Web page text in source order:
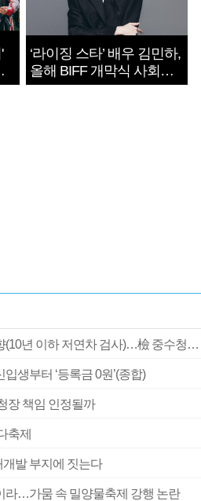
‘라이징 스타’ 배우 김민하,
올해 BIFF 개막식 사회자
확정
검사 신분 버리고 직급하향(10년 이하 저연차 검사)…檢 중수청행 기피
생부터 ‘등록금 0원’(종합)
장 책임 인정될까
축제
발 부지에 짓는다
라…가뭄 속 밀양물축제 강행 논란